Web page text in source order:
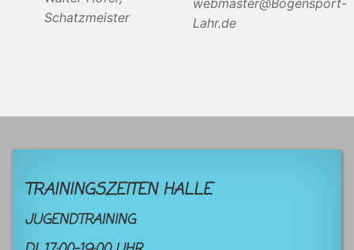
Schatzmeister
webmaster@Bogensport-
Lahr.de
TRAININGSZEITEN HALLE
JUGENDTRAINING